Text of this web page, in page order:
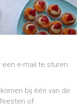
e-mail te sturen
bij één van de
of